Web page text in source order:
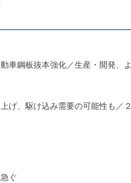
車鋼板抜本強化／生産・開発、よ
げ、駆け込み需要の可能性も／２
ぐ